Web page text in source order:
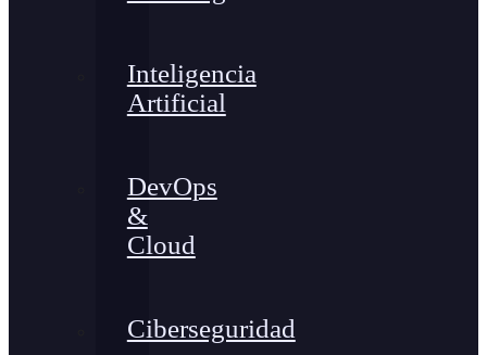
Inteligencia
Artificial
DevOps
&
Cloud
Ciberseguridad